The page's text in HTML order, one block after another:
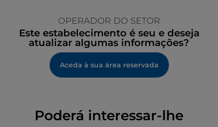
OPERADOR DO SETOR
Este estabelecimento é seu e deseja
atualizar algumas informações?
Aceda à sua área reservada
Poderá interessar-lhe